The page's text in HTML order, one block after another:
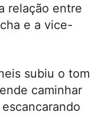
relação entre
e a vice-
subiu o tom
caminhar